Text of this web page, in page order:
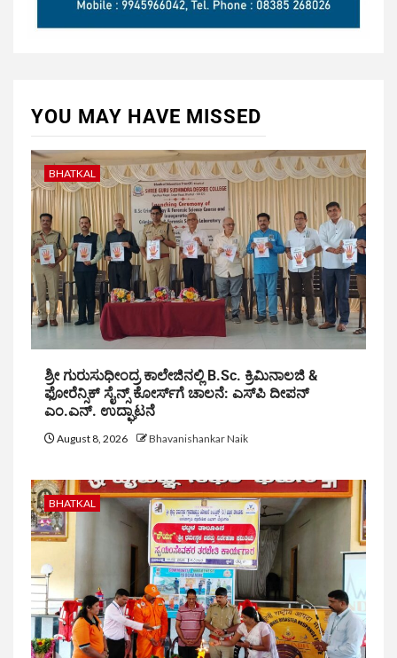
YOU MAY HAVE MISSED
BHATKAL
ಶ್ರೀ ಗುರುಸುಧೀಂದ್ರ ಕಾಲೇಜಿನಲ್ಲಿ B.Sc. ಕ್ರಿಮಿನಾಲಜಿ &
ಫೋರೆನ್ಸಿಕ್ ಸೈನ್ಸ್ ಕೋರ್ಸ್‌ಗೆ ಚಾಲನೆ: ಎಸ್‌ಪಿ ದೀಪನ್
ಎಂ.ಎನ್. ಉದ್ಘಾಟನೆ
August 8, 2026 Bhavanishankar Naik
BHATKAL